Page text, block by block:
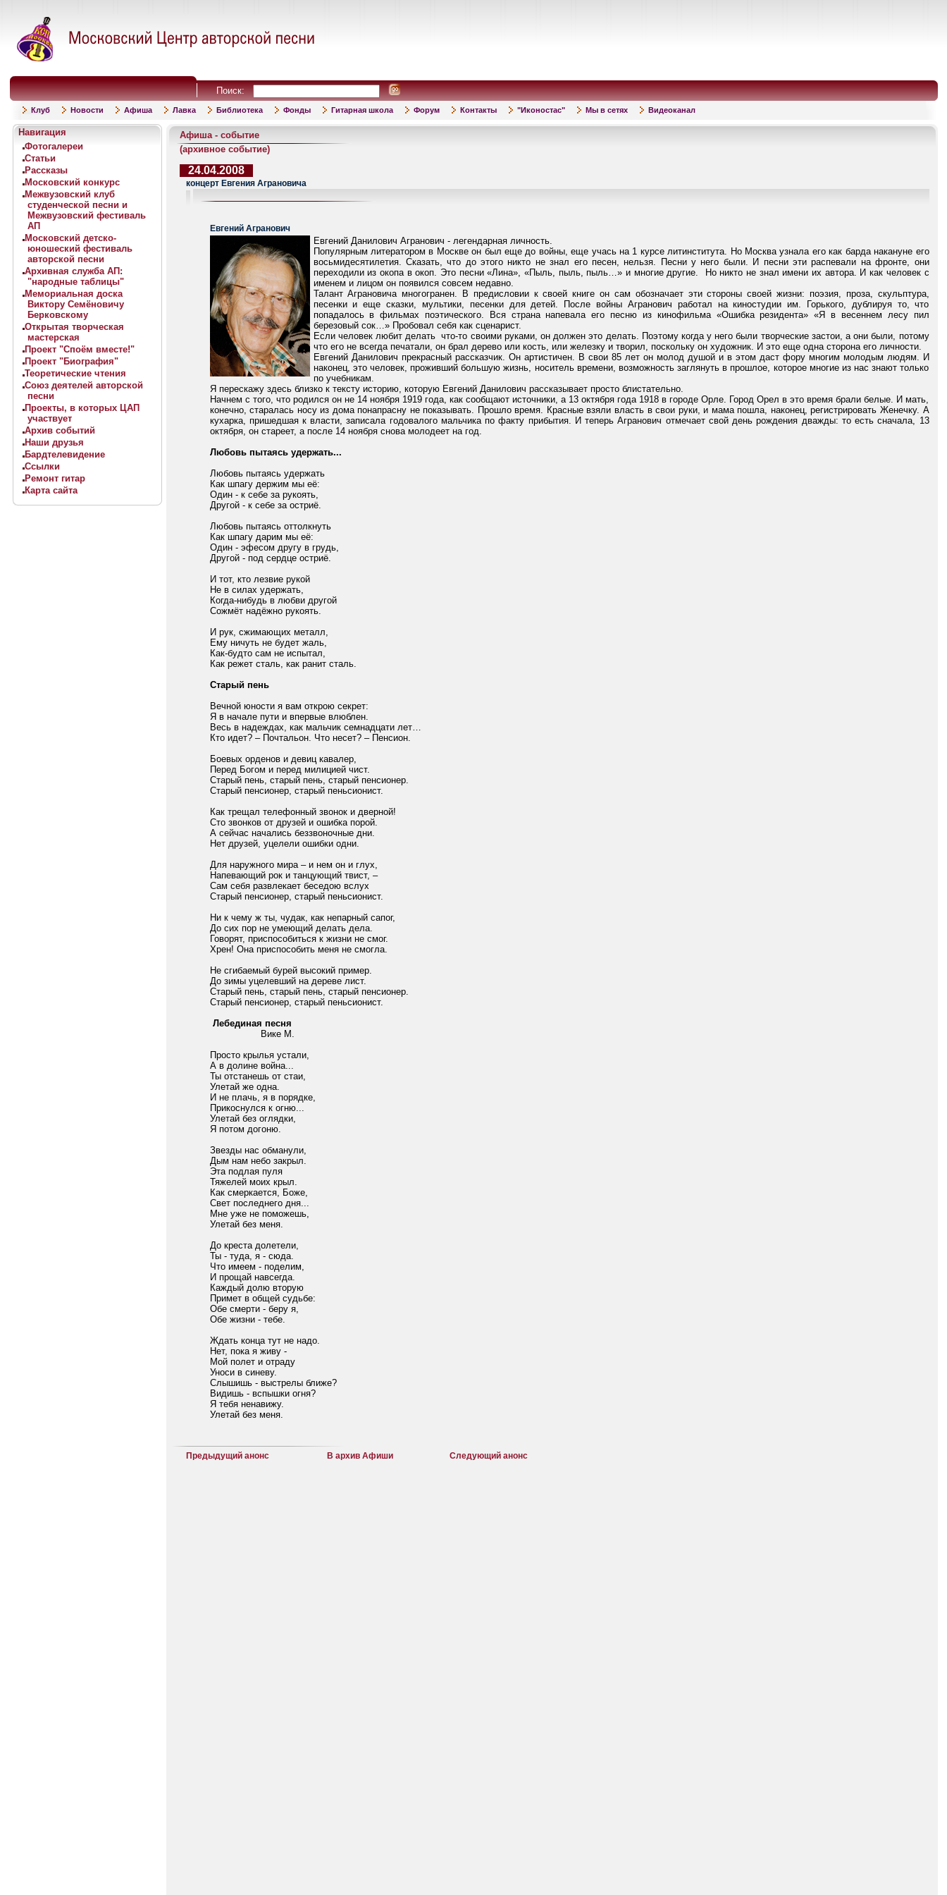
Поиск:
Клуб Новости Афиша Лавка Библиотека Фонды Гитарная школа Форум Контакты "Иконостас" Мы в сетях Видеоканал
Навигация
Фотогалереи
Статьи
Рассказы
Московский конкурс
Межвузовский клуб
студенческой песни и
Межвузовский фестиваль
АП
Московский детско-
юношеский фестиваль
авторской песни
Архивная служба АП:
"народные таблицы"
Мемориальная доска
Виктору Семёновичу
Берковскому
Открытая творческая
мастерская
Проект "Споём вместе!"
Проект "Биография"
Теоретические чтения
Союз деятелей авторской
песни
Проекты, в которых ЦАП
участвует
Архив событий
Наши друзья
Бардтелевидение
Ссылки
Ремонт гитар
Карта сайта
Афиша - событие
(архивное событие)
24.04.2008
концерт Евгения Аграновича
Евгений Агранович
Евгений Данилович Агранович - легендарная личность.
Популярным литератором в Москве он был еще до войны, еще учась на 1 курсе литинститута. Но Москва узнала его как барда накануне его
восьмидесятилетия. Сказать, что до этого никто не знал его песен, нельзя. Песни у него были. И песни эти распевали на фронте, они
переходили из окопа в окоп. Это песни «Лина», «Пыль, пыль, пыль…» и многие другие.
Но никто не знал имени их автора. И как человек с
именем и лицом он появился совсем недавно.
Талант Аграновича многогранен. В предисловии к своей книге он сам обозначает эти стороны своей жизни: поэзия, проза, скульптура,
песенки и еще сказки, мультики, песенки для детей. После войны Агранович работал на киностудии им. Горького, дублируя то, что
попадалось в фильмах поэтического. Вся страна напевала его песню из кинофильма «Ошибка резидента» «Я в весеннем лесу пил
березовый сок…» Пробовал себя как сценарист.
Если человек любит делать что-то своими руками, он должен это делать. Поэтому когда у него были творческие застои, а они были, потому
что его не всегда печатали, он брал дерево или кость, или железку и творил, поскольку он художник. И это еще одна сторона его личности.
Евгений Данилович прекрасный рассказчик. Он артистичен. В свои 85 лет он молод душой и в этом даст фору многим молодым людям. И
наконец, это человек, проживший большую жизнь, носитель времени, возможность заглянуть в прошлое, которое многие из нас знают только
по учебникам.
Я перескажу здесь близко к тексту историю, которую Евгений Данилович рассказывает просто блистательно.
Начнем с того, что родился он не 14 ноября 1919 года, как сообщают источники, а 13 октября года 1918 в городе Орле. Город Орел в это время брали белые. И мать,
конечно, старалась носу из дома понапрасну не показывать. Прошло время. Красные взяли власть в свои руки, и мама пошла, наконец, регистрировать Женечку. А
кухарка, пришедшая к власти, записала годовалого мальчика по факту прибытия. И теперь Агранович отмечает свой день рождения дважды: то есть сначала, 13
октября, он стареет, а после 14 ноября снова молодеет на год.
Любовь пытаясь удержать...
Любовь пытаясь удержать
Как шпагу держим мы её:
Один - к себе за рукоять,
Другой - к себе за остриё.
Любовь пытаясь оттолкнуть
Как шпагу дарим мы её:
Один - эфесом другу в грудь,
Другой - под сердце остриё.
И тот, кто лезвие рукой
Не в силах удержать,
Когда-нибудь в любви другой
Сожмёт надёжно рукоять.
И рук, сжимающих металл,
Ему ничуть не будет жаль,
Как-будто сам не испытал,
Как режет сталь, как ранит сталь.
Старый пень
Вечной юности я вам открою секрет:
Я в начале пути и впервые влюблен.
Весь в надеждах, как мальчик семнадцати лет…
Кто идет? – Почтальон. Что несет? – Пенсион.
Боевых орденов и девиц кавалер,
Перед Богом и перед милицией чист.
Старый пень, старый пень, старый пенсионер.
Старый пенсионер, старый пеньсионист.
Как трещал телефонный звонок и дверной!
Сто звонков от друзей и ошибка порой.
А сейчас начались беззвоночные дни.
Нет друзей, уцелели ошибки одни.
Для наружного мира – и нем он и глух,
Напевающий рок и танцующий твист, –
Сам себя развлекает беседою вслух
Старый пенсионер, старый пеньсионист.
Ни к чему ж ты, чудак, как непарный сапог,
До сих пор не умеющий делать дела.
Говорят, приспособиться к жизни не смог.
Хрен! Она приспособить меня не смогла.
Не сгибаемый бурей высокий пример.
До зимы уцелевший на дереве лист.
Старый пень, старый пень, старый пенсионер.
Старый пенсионер, старый пеньсионист.
Лебединая песня
Вике М.
Просто крылья устали,
А в долине война...
Ты отстанешь от стаи,
Улетай же одна.
И не плачь, я в порядке,
Прикоснулся к огню...
Улетай без оглядки,
Я потом догоню.
Звезды нас обманули,
Дым нам небо закрыл.
Эта подлая пуля
Тяжелей моих крыл.
Как смеркается, Боже,
Свет последнего дня...
Мне уже не поможешь,
Улетай без меня.
До креста долетели,
Ты - туда, я - сюда.
Что имеем - поделим,
И прощай навсегда.
Каждый долю вторую
Примет в общей судьбе:
Обе смерти - беру я,
Обе жизни - тебе.
Ждать конца тут не надо.
Нет, пока я живу -
Мой полет и отраду
Уноси в синеву.
Слышишь - выстрелы ближе?
Видишь - вспышки огня?
Я тебя ненавижу.
Улетай без меня.
Предыдущий анонс В архив Афиши Следующий анонс